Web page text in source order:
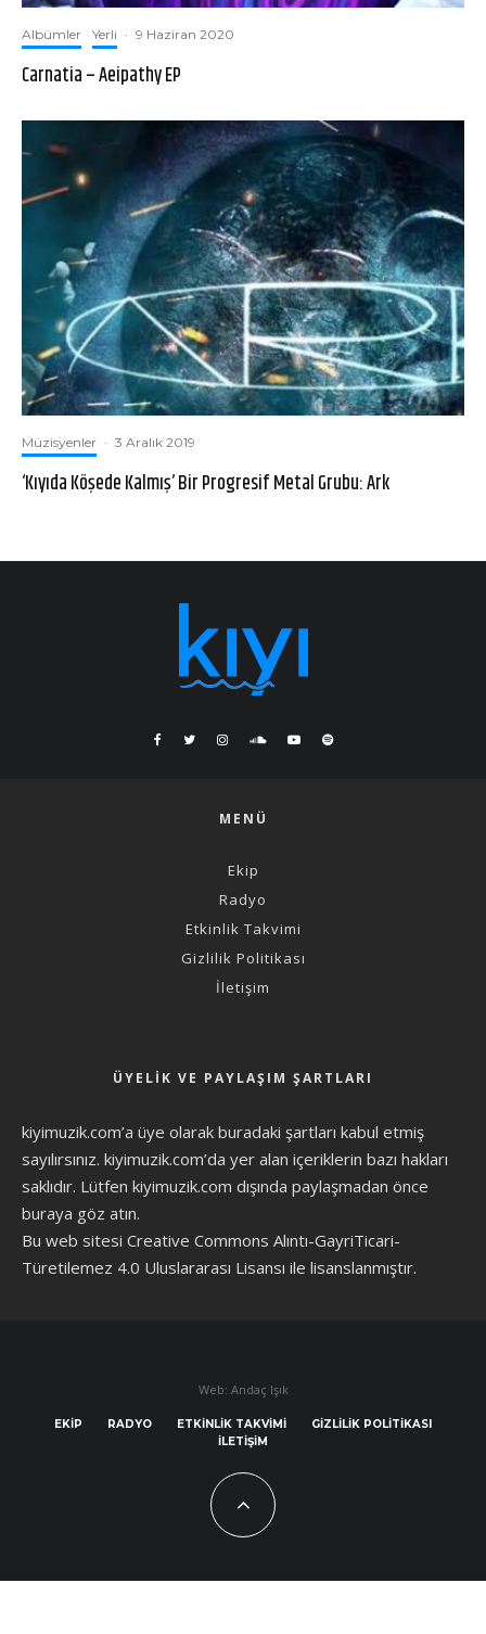
Albümler Yerli · 9 Haziran 2020
Carnatia – Aeipathy EP
Müzisyenler · 3 Aralık 2019
‘Kıyıda Köşede Kalmış’ Bir Progresif Metal Grubu: Ark
MENÜ
Ekip
Radyo
Etkinlik Takvimi
Gizlilik Politikası
İletişim
ÜYELIK VE PAYLAŞIM ŞARTLARI
kiyimuzik.com’a üye olarak buradaki şartları kabul etmiş
sayılırsınız. kiyimuzik.com’da yer alan içeriklerin bazı hakları
saklıdır. Lütfen kiyimuzik.com dışında paylaşmadan önce
buraya göz atın.
Bu web sitesi Creative Commons Alıntı-GayriTicari-
Türetilemez 4.0 Uluslararası Lisansı ile lisanslanmıştır.
Web: Andaç Işık
EKIP RADYO ETKINLIK TAKVIMI
GIZLILIK POLITIKASI
İLETIŞIM